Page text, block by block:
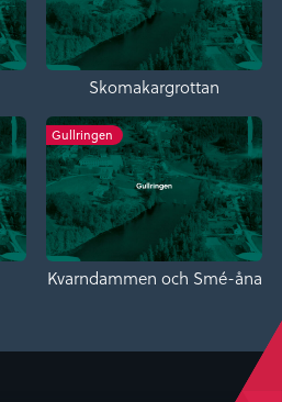
Skomakargrottan
Gullringen
Kvarndammen och Smé-åna